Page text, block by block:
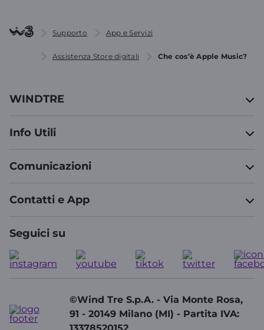
Supporto App e Servizi
Assistenza Store digitali Che cos’è Apple Music?
WINDTRE
Info Utili
Comunicazioni
Contatti e App
Seguici su
©Wind Tre S.p.A. - Via Monte Rosa,
91 - 20149 Milano (MI) - Partita IVA: